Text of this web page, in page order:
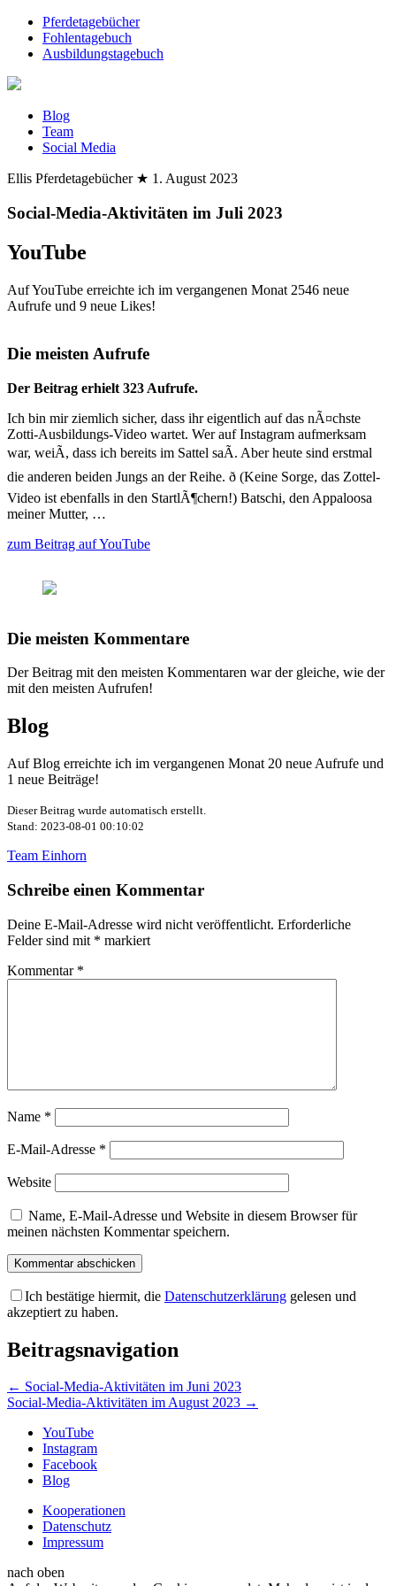
Pferdetagebücher
Fohlentagebuch
Ausbildungstagebuch
Blog
Team
Social Media
Ellis Pferdetagebücher ★ 1. August 2023
Social-Media-Aktivitäten im Juli 2023
YouTube
Auf YouTube erreichte ich im vergangenen Monat 2546 neue
Aufrufe und 9 neue Likes!
Die meisten Aufrufe
Der Beitrag erhielt 323 Aufrufe.
Ich bin mir ziemlich sicher, dass ihr eigentlich auf das nÃ¤chste
Zotti-Ausbildungs-Video wartet. Wer auf Instagram aufmerksam
war, weiÃ, dass ich bereits im Sattel saÃ. Aber heute sind erstmal
die anderen beiden Jungs an der Reihe. ð (Keine Sorge, das Zottel-
Video ist ebenfalls in den StartlÃ¶chern!) Batschi, den Appaloosa
meiner Mutter, …
zum Beitrag auf YouTube
Die meisten Kommentare
Der Beitrag mit den meisten Kommentaren war der gleiche, wie der
mit den meisten Aufrufen!
Blog
Auf Blog erreichte ich im vergangenen Monat 20 neue Aufrufe und
1 neue Beiträge!
Dieser Beitrag wurde automatisch erstellt.
Stand: 2023-08-01 00:10:02
Team Einhorn
Schreibe einen Kommentar
Deine E-Mail-Adresse wird nicht veröffentlicht. Erforderliche
Felder sind mit * markiert
Kommentar *
Name *
E-Mail-Adresse *
Website
Name, E-Mail-Adresse und Website in diesem Browser für
meinen nächsten Kommentar speichern.
Ich bestätige hiermit, die Datenschutzerklärung gelesen und
akzeptiert zu haben.
Beitragsnavigation
← Social-Media-Aktivitäten im Juni 2023
Social-Media-Aktivitäten im August 2023 →
YouTube
Instagram
Facebook
Blog
Kooperationen
Datenschutz
Impressum
nach oben